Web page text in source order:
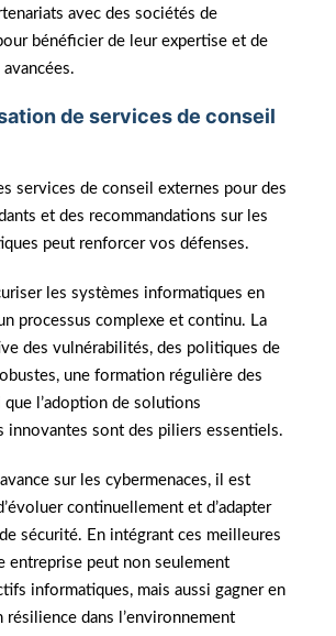
avec des sociétés de
bénéficier de leur expertise et de
de services de conseil
services de conseil externes pour des
et des recommandations sur les
peut renforcer vos défenses.
les systèmes informatiques en
processus complexe et continu. La
des vulnérabilités, des politiques de
une formation régulière des
l’adoption de solutions
innovantes sont des piliers essentiels.
sur les cybermenaces, il est
continuellement et d’adapter
sécurité. En intégrant ces meilleures
entreprise peut non seulement
informatiques, mais aussi gagner en
résilience dans l’environnement